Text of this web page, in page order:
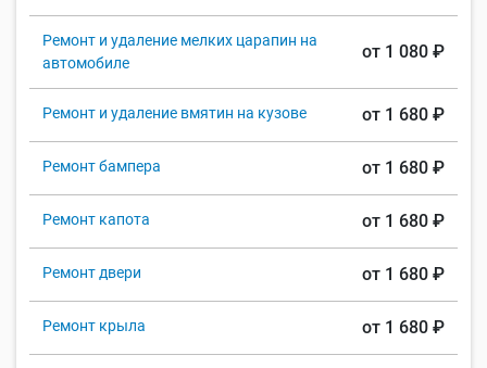
Ремонт и удаление мелких царапин на
автомобиле
от 1 080 ₽
Ремонт и удаление вмятин на кузове от 1 680 ₽
Ремонт бампера от 1 680 ₽
Ремонт капота от 1 680 ₽
Ремонт двери от 1 680 ₽
Ремонт крыла от 1 680 ₽